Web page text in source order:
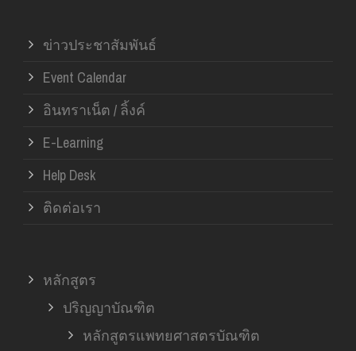
ข่าวประชาสัมพันธ์
Event Calendar
อินทราเน็ต / ลิ้งค์
E-Learning
Help Desk
ติดต่อเรา
หลักสูตร
ปริญญาบัณฑิต
หลักสูตรแพทยศาสตรบัณฑิต